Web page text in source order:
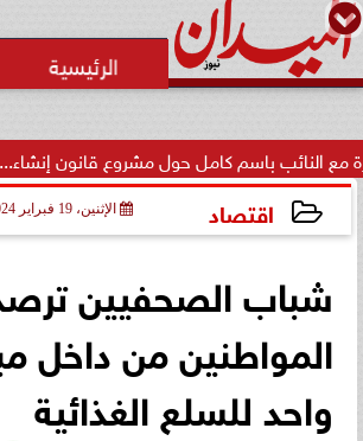
باسم كامل حول مشروع قانون إنشاء...
اقتصاد الإثنين، 19 فبراير 2024
شباب الصحفيين
المواطنين من داخل
واحد للسلع الغذائية